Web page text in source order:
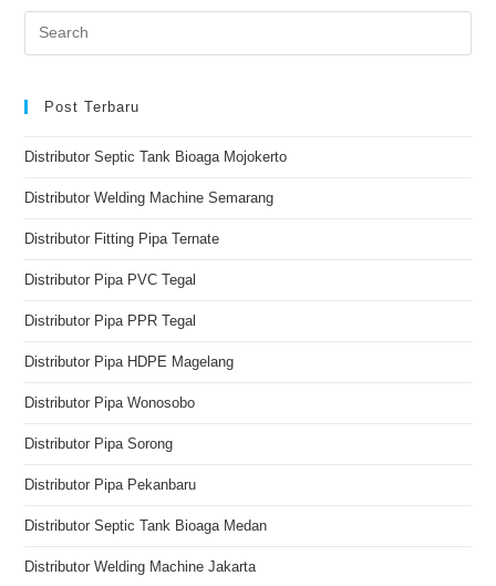
Post Terbaru
Distributor Septic Tank Bioaga Mojokerto
Distributor Welding Machine Semarang
Distributor Fitting Pipa Ternate
Distributor Pipa PVC Tegal
Distributor Pipa PPR Tegal
Distributor Pipa HDPE Magelang
Distributor Pipa Wonosobo
Distributor Pipa Sorong
Distributor Pipa Pekanbaru
Distributor Septic Tank Bioaga Medan
Distributor Welding Machine Jakarta